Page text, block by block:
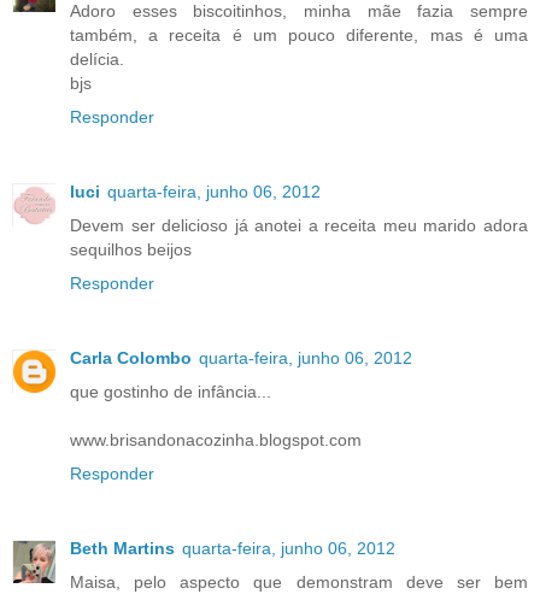
Adoro esses biscoitinhos, minha mãe fazia sempre
também, a receita é um pouco diferente, mas é uma
delícia.
bjs
Responder
luci quarta-feira, junho 06, 2012
Devem ser delicioso já anotei a receita meu marido adora
sequilhos beijos
Responder
Carla Colombo quarta-feira, junho 06, 2012
que gostinho de infância...
www.brisandonacozinha.blogspot.com
Responder
Beth Martins quarta-feira, junho 06, 2012
Maisa, pelo aspecto que demonstram deve ser bem